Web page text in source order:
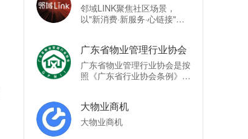
邻域LINK聚焦社区场景，
以"新消费·新服务·心链接"为
方案，致力于构筑空间、内
容、资源等多重关系的链接平
台，助力实现品效协同的可持
续发展。邻域LINK，让社区
广东省物业管理行业协会
广东省物业管理行业协会是按
照《广东省行业协会条例》的
立的具有独立法人资格的非营
业性社会团体。协会宗旨：为
广东省物业管理行业和会员单
大物业商机
大物业商机